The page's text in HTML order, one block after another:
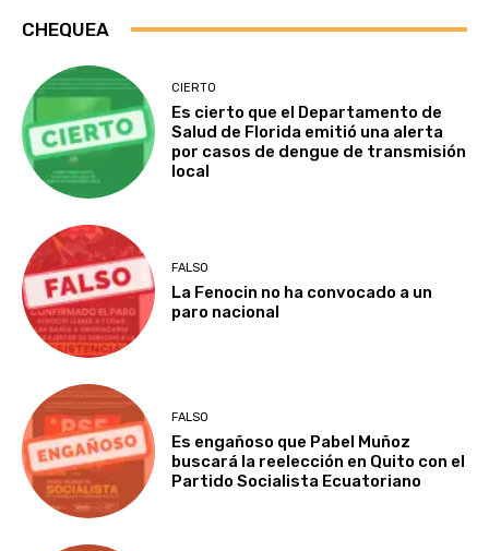
CHEQUEA
CIERTO
Es cierto que el Departamento de
Salud de Florida emitió una alerta
por casos de dengue de transmisión
local
FALSO
La Fenocin no ha convocado a un
paro nacional
FALSO
Es engañoso que Pabel Muñoz
buscará la reelección en Quito con el
Partido Socialista Ecuatoriano